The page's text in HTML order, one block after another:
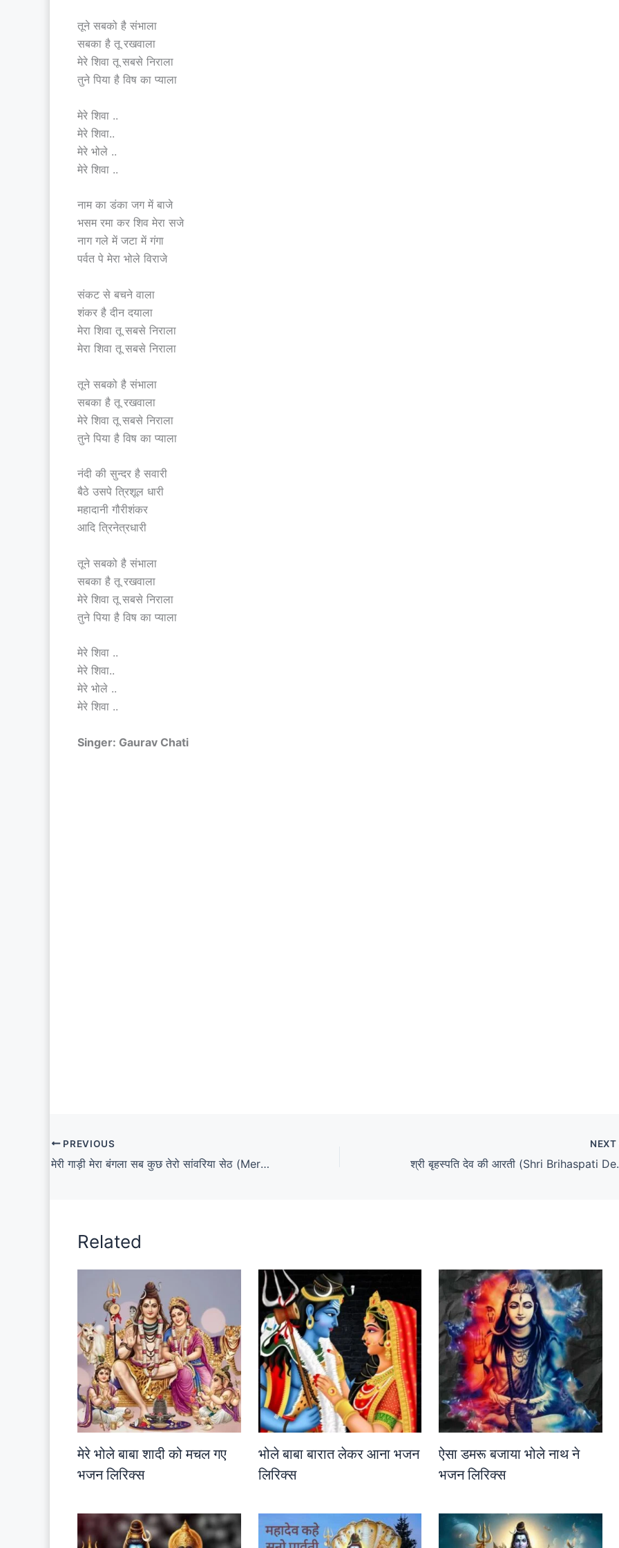
तूने सबको है संभाला
सबका है तू रखवाला
मेरे शिवा तू सबसे निराला
तुने पिया है विष का प्याला
मेरे शिवा ..
मेरे शिवा..
मेरे भोले ..
मेरे शिवा ..
नाम का डंका जग में बाजे
भसम रमा कर शिव मेरा सजे
नाग गले में जटा में गंगा
पर्वत पे मेरा भोले विराजे
संकट से बचने वाला
शंकर है दीन दयाला
मेरा शिवा तू सबसे निराला
मेरा शिवा तू सबसे निराला
तूने सबको है संभाला
सबका है तू रखवाला
मेरे शिवा तू सबसे निराला
तुने पिया है विष का प्याला
नंदी की सुन्दर है सवारी
बैठे उसपे त्रिशूल धारी
महादानी गौरीशंकर
आदि त्रिनेत्रधारी
तूने सबको है संभाला
सबका है तू रखवाला
मेरे शिवा तू सबसे निराला
तुने पिया है विष का प्याला
मेरे शिवा ..
मेरे शिवा..
मेरे भोले ..
मेरे शिवा ..
Singer: Gaurav Chati
PREVIOUS
मेरी गाड़ी मेरा बंगला सब कुछ तेरो सांवरिया सेठ (Meri Gadi Mera Bangla Sab Kuch Tero Sanwariya Seth)
NEXT
श्री
Related
मेरे भोले बाबा शादी को मचल गए
भजन लिरिक्स
भोले बाबा बारात लेकर आना भजन
लिरिक्स
ऐसा डमरू बजाया भोले नाथ ने
भजन लिरिक्स